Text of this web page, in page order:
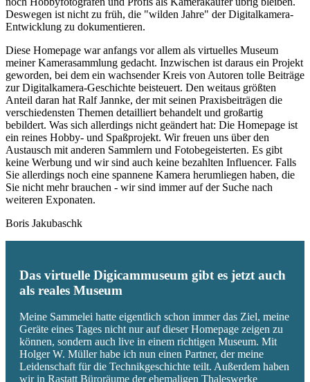
Deswegen ist nicht zu früh, die "wilden Jahre" der Digitalkamera-
Entwicklung zu dokumentieren.
Diese Homepage war anfangs vor allem als virtuelles Museum
meiner Kamerasammlung gedacht. Inzwischen ist daraus ein Projekt
geworden, bei dem ein wachsender Kreis von Autoren tolle Beiträge
zur Digitalkamera-Geschichte beisteuert. Den weitaus größten
Anteil daran hat Ralf Jannke, der mit seinen Praxisbeiträgen die
verschiedensten Themen detailliert behandelt und großartig
bebildert. Was sich allerdings nicht geändert hat: Die Homepage ist
ein reines Hobby- und Spaßprojekt. Wir freuen uns über den
Austausch mit anderen Sammlern und Fotobegeisterten. Es gibt
keine Werbung und wir sind auch keine bezahlten Influencer. Falls
Sie allerdings noch eine spannene Kamera herumliegen haben, die
Sie nicht mehr brauchen - wir sind immer auf der Suche nach
weiteren Exponaten.
Boris Jakubaschk
Das virtuelle Digicammuseum gibt es jetzt auch
als reales Museum
Meine Sammelei hatte eigentlich schon immer das Ziel, meine
Geräte eines Tages nicht nur auf dieser Homepage zeigen zu
können, sondern auch live in einem richtigen Museum. Mit
Holger W. Müller habe ich nun einen Partner, der meine
Leidenschaft für die Technikgeschichte teilt. Außerdem haben
wir in Rastatt Büroräume der ehemaligen Thaleswerke